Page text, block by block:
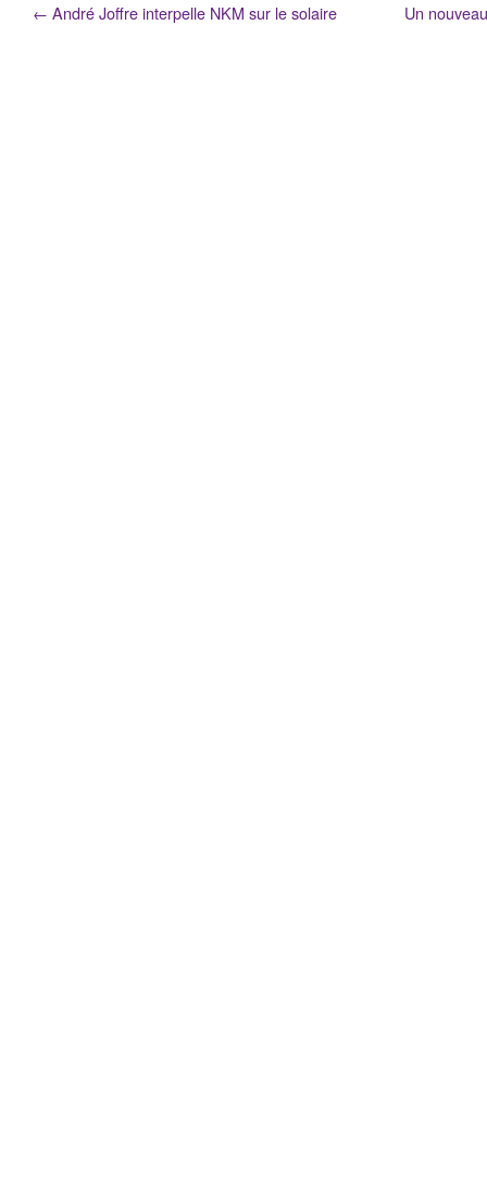
← André Joffre interpelle NKM sur le solaire Un